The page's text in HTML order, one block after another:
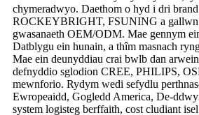
chymeradwyo. Daethom o hyd i dri
ROCKEYBRIGHT, FSUNING a
gwasanaeth OEM/ODM. Mae gennym
Datblygu ein hunain, a thîm masnach
Mae ein deunyddiau crai bwlb dan
defnyddio sglodion CREE, PHILIPS,
mewnforio. Rydym wedi sefydlu
Ewropeaidd, Gogledd America, De-
system logisteg berffaith, cost cludiant